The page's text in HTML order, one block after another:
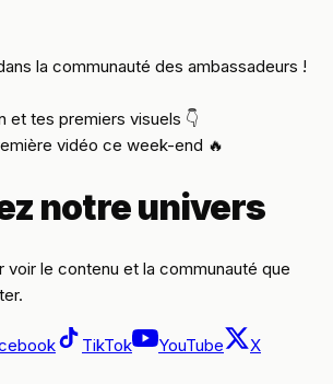
la communauté des ambassadeurs !
et tes premiers visuels 👇
vidéo ce week-end 🔥
notre univers
voir le contenu et la communauté que
TikTok YouTube X